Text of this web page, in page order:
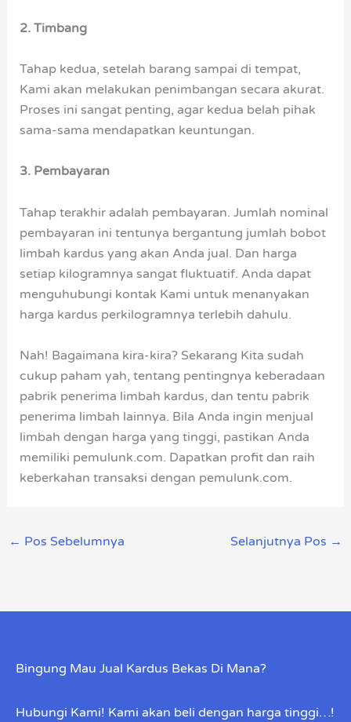
2. Timbang
Tahap kedua, setelah barang sampai di tempat,
Kami akan melakukan penimbangan secara akurat.
Proses ini sangat penting, agar kedua belah pihak
sama-sama mendapatkan keuntungan.
3. Pembayaran
Tahap terakhir adalah pembayaran. Jumlah nominal
pembayaran ini tentunya bergantung jumlah bobot
limbah kardus yang akan Anda jual. Dan harga
setiap kilogramnya sangat fluktuatif. Anda dapat
menguhubungi kontak Kami untuk menanyakan
harga kardus perkilogramnya terlebih dahulu.
Nah! Bagaimana kira-kira? Sekarang Kita sudah
cukup paham yah, tentang pentingnya keberadaan
pabrik penerima limbah kardus, dan tentu pabrik
penerima limbah lainnya. Bila Anda ingin menjual
limbah dengan harga yang tinggi, pastikan Anda
memiliki pemulunk.com. Dapatkan profit dan raih
keberkahan transaksi dengan pemulunk.com.
← Pos Sebelumnya Selanjutnya Pos →
Bingung Mau Jual Kardus Bekas Di Mana?
Hubungi Kami! Kami akan beli dengan harga tinggi…!